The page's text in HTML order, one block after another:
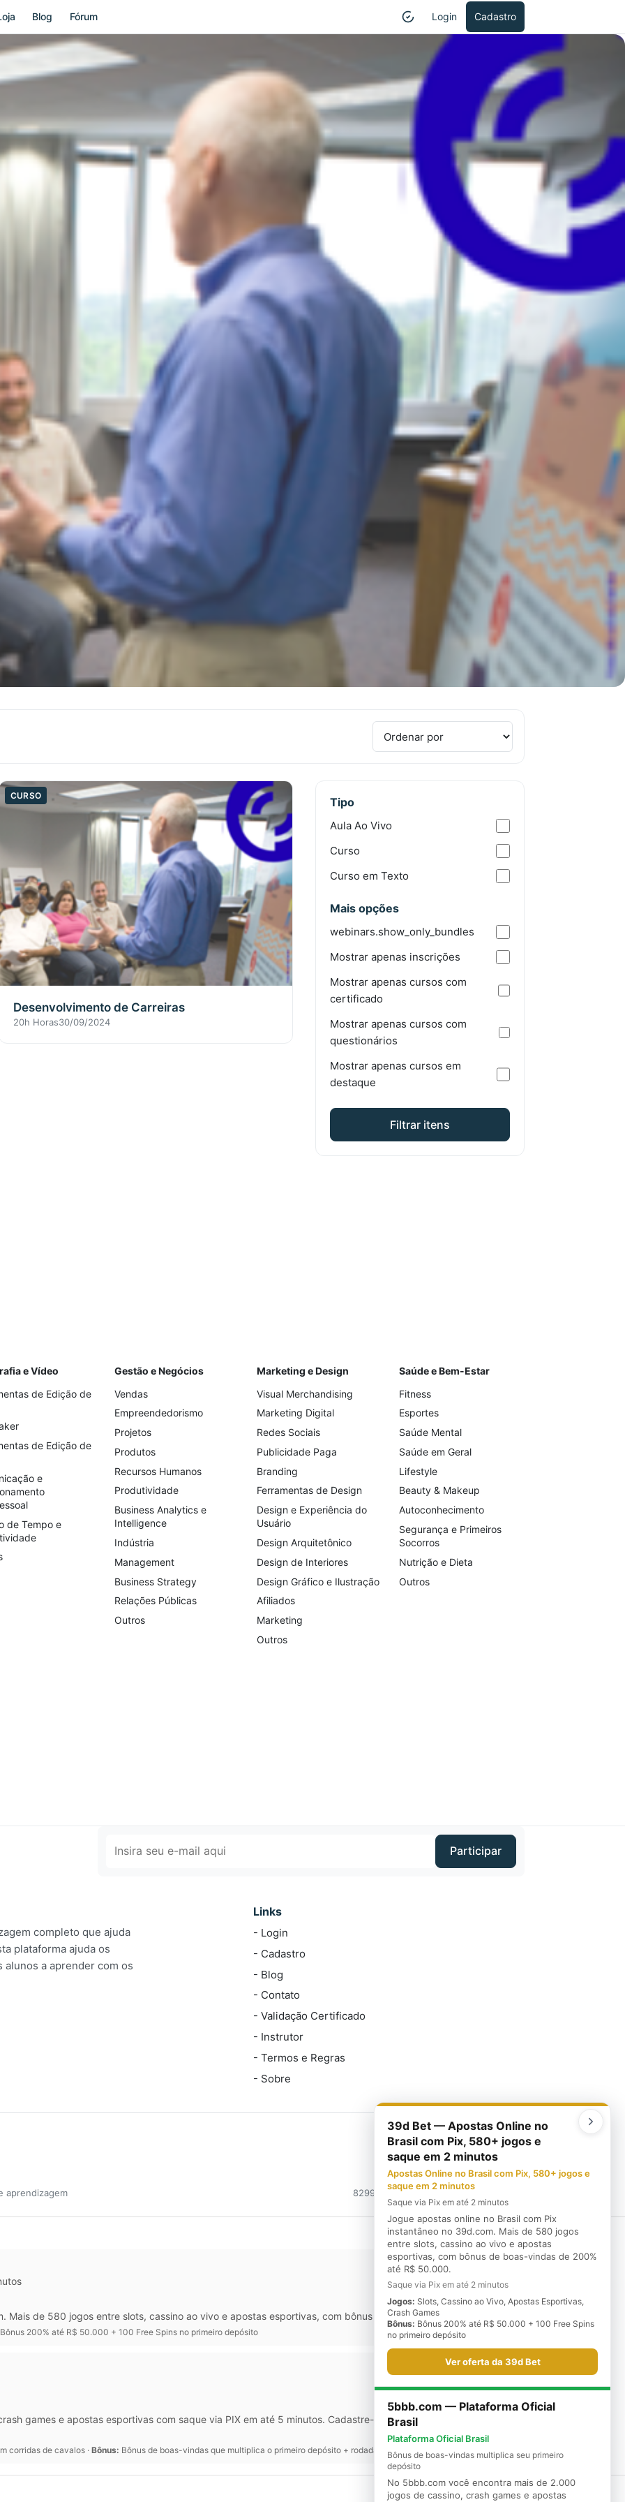
Blog Fórum Login Cadastro
CURSO
Desenvolvimento de Carreiras
20h Horas30/09/2024
Tipo
Aula Ao Vivo
Curso
Curso em Texto
Mais opções
webinars.show_only_bundles
Mostrar apenas inscrições
Mostrar apenas cursos com
certificado
Mostrar apenas cursos com
questionários
Mostrar apenas cursos em
destaque
Filtrar itens
e Vídeo
de Edição de
de Edição de
e
de Tempo e
Gestão e Negócios
Vendas
Empreendedorismo
Projetos
Produtos
Recursos Humanos
Produtividade
Business Analytics e
Intelligence
Indústria
Management
Business Strategy
Relações Públicas
Outros
Marketing e Design
Visual Merchandising
Marketing Digital
Redes Sociais
Publicidade Paga
Branding
Ferramentas de Design
Design e Experiência do
Usuário
Design Arquitetônico
Design de Interiores
Design Gráfico e Ilustração
Afiliados
Marketing
Outros
Saúde e Bem-Estar
Fitness
Esportes
Saúde Mental
Saúde em Geral
Lifestyle
Beauty & Makeup
Autoconhecimento
Segurança e Primeiros
Socorros
Nutrição e Dieta
Outros
Participar
completo que ajuda
plataforma ajuda os
a aprender com os
Links
- Login
- Cadastro
- Blog
- Contato
- Validação Certificado
- Instrutor
- Termos e Regras
- Sobre
aprendizagem 82993627365 contato@stepone.com.br
Mais de 580 jogos entre slots, cassino ao vivo e apostas esportivas, com bônus de boas-vindas de 200% até R$ 50.000.
Bônus 200% até R$ 50.000 + 100 Free Spins no primeiro depósito
games e apostas esportivas com saque via PIX em até 5 minutos. Cadastre-se agora e aproveite o bônus de boas-vindas
corridas de cavalos · Bônus: Bônus de boas-vindas que multiplica o primeiro depósito + rodadas grátis no Fortune Tiger e Gates of Olympus
39d Bet — Apostas Online no
Brasil com Pix, 580+ jogos e
saque em 2 minutos
Apostas Online no Brasil com Pix, 580+ jogos e
saque em 2 minutos
Saque via Pix em até 2 minutos
Jogue apostas online no Brasil com Pix
instantâneo no 39d.com. Mais de 580 jogos
entre slots, cassino ao vivo e apostas
esportivas, com bônus de boas-vindas de 200%
até R$ 50.000.
Saque via Pix em até 2 minutos
Jogos: Slots, Cassino ao Vivo, Apostas Esportivas,
Crash Games
Bônus: Bônus 200% até R$ 50.000 + 100 Free Spins
no primeiro depósito
Ver oferta da 39d Bet
5bbb.com — Plataforma Oficial
Brasil
Plataforma Oficial Brasil
Bônus de boas-vindas multiplica seu primeiro
depósito
No 5bbb.com você encontra mais de 2.000
jogos de cassino, crash games e apostas